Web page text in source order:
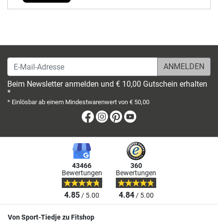
E-Mail-Adresse
Beim Newsletter anmelden und € 10,00 Gutschein erhalten
*
* Einlösbar ab einem Mindestwarenwert von € 50,00
Facebook
Instagram
Pinterest
43466
Bewertungen
4.85/ 5.00
360
Bewertungen
4.84/ 5.00
Von Sport-Tiedje zu Fitshop